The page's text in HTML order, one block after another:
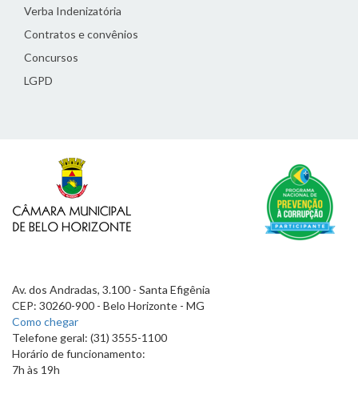
Verba Indenizatória
Contratos e convênios
Concursos
LGPD
Av. dos Andradas, 3.100 - Santa Efigênia
CEP: 30260-900 - Belo Horizonte - MG
Como chegar
Telefone geral: (31) 3555-1100
Horário de funcionamento:
7h às 19h